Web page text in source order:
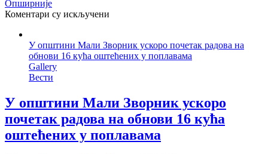
Опширније
Коментари су искључени
новог
објекта
у
селу
Радаљ
У општини Мали Зворник ускоро почетак радова на
обнови 16 кућа оштећених у поплавама
Gallery
Вести
У општини Мали Зворник ускоро
почетак радова на обнови 16 кућа
оштећених у поплавама